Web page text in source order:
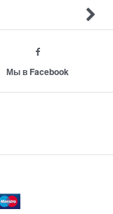
Мы в Facebook